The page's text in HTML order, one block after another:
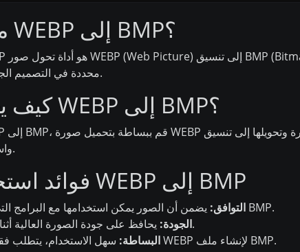
ما هو محول WEBP إلى BMP؟
محددة في التصميم الجرافيكي والفن الرقمي.
كيف يعمل محول WEBP إلى BMP؟
واستخدامه حسب الحاجة.
فوائد استخدام محول WEBP إلى BMP
التوافق: يضمن أن الصور يمكن استخدامها مع البرامج التي تتطلب تنسيق BMP.
الجودة:يحافظ على جودة الصورة العالية أثناء عملية التحويل.
البساطة:
سهل الاستخدام، يتطلب فقط تحميل صورة WEBP لإنشاء ملف BMP.